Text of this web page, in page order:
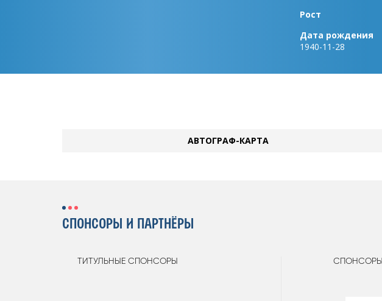
Рост
Дата рождения
1940-11-28
АВТОГРАФ-КАРТА
СПОНСОРЫ И ПАРТНЁРЫ
ТИТУЛЬНЫЕ СПОНСОРЫ СПОНСОРЫ